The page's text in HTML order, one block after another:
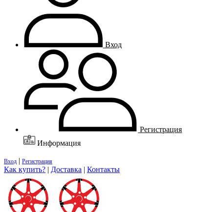
Вход
Регистрация
Информация
Вход | Регистрация
Как купить? | Доставка | Контакты